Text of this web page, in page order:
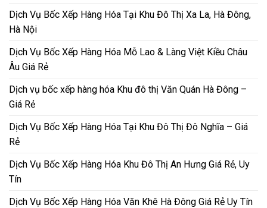
Dịch Vụ Bốc Xếp Hàng Hóa Tại Khu Đô Thị Xa La, Hà Đông,
Hà Nội
Dịch Vụ Bốc Xếp Hàng Hóa Mỗ Lao & Làng Việt Kiều Châu
Âu Giá Rẻ
Dịch vụ bốc xếp hàng hóa Khu đô thị Văn Quán Hà Đông –
Giá Rẻ
Dịch Vụ Bốc Xếp Hàng Hóa Tại Khu Đô Thị Đô Nghĩa – Giá
Rẻ
Dịch Vụ Bốc Xếp Hàng Hóa Khu Đô Thị An Hưng Giá Rẻ, Uy
Tín
Dịch Vụ Bốc Xếp Hàng Hóa Văn Khê Hà Đông Giá Rẻ Uy Tín